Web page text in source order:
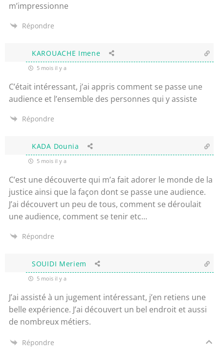
m’impressionne
Répondre
KAROUACHE Imene
5 mois il y a
C’était intéressant, j’ai appris comment se passe une
audience et l’ensemble des personnes qui y assiste
Répondre
KADA Dounia
5 mois il y a
C’est une découverte qui m’a fait adorer le monde de la
justice ainsi que la façon dont se passe une audience.
J’ai découvert un peu de tous, comment se déroulait
une audience, comment se tenir etc…
Répondre
SOUIDI Meriem
5 mois il y a
J’ai assisté à un jugement intéressant, j’en retiens une
belle expérience. J’ai découvert un bel endroit et aussi
de nombreux métiers.
Répondre